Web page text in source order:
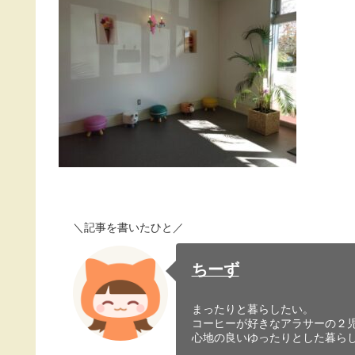
＼記事を書いたひと／
ちーず
まったりと暮らしたい。
コーヒーが好きなアラサーの２
心地の良いゆったりとした暮ら